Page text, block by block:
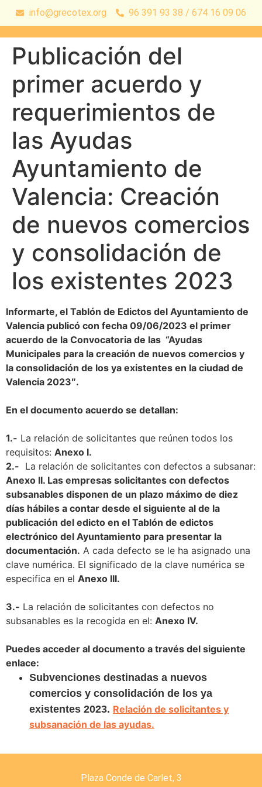
info@grecotex.org 96 391 93 38 / 674 16 09 06
Publicación del
primer acuerdo y
requerimientos de
las Ayudas
Ayuntamiento de
Valencia: Creación
de nuevos comercios
y consolidación de
los existentes 2023
Informarte, el Tablón de Edictos del Ayuntamiento de
Valencia publicó con fecha 09/06/2023 el primer
acuerdo de la Convocatoria de las “Ayudas
Municipales para la creación de nuevos comercios y
la consolidación de los ya existentes en la ciudad de
Valencia 2023″.
En el documento acuerdo se detallan:
1.- La relación de solicitantes que reúnen todos los
requisitos: Anexo I.
2.- La relación de solicitantes con defectos a subsanar:
Anexo II. Las empresas solicitantes con defectos
subsanables disponen de un plazo máximo de diez
días hábiles a contar desde el siguiente al de la
publicación del edicto en el Tablón de edictos
electrónico del Ayuntamiento para presentar la
documentación. A cada defecto se le ha asignado una
clave numérica. El significado de la clave numérica se
especifica en el Anexo III.
3.- La relación de solicitantes con defectos no
subsanables es la recogida en el: Anexo IV.
Puedes acceder al documento a través del siguiente
enlace:
Subvenciones destinadas a nuevos
comercios y consolidación de los ya
existentes 2023. Relación de solicitantes y
subsanación de las ayudas.
Plaza Conde de Carlet, 3